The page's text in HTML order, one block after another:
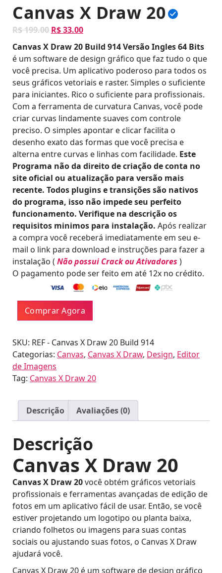
Canvas X Draw 20
R$199.00 O
p
r
e
ç
o
o
r
i
g
i
n
a
l
e
r
a
:
R
$
1
9
9
.
0
.
R$33.00O
p
r
e
ç
o
a
t
u
a
é
:
R
$
3
3
.
0
0
.
Canvas X Draw 20 Build 914 Versão Ingles 64 Bits
é um software de design gráfico que faz tudo o que
você precisa. Um aplicativo poderoso para todos os
seus gráficos vetoriais e raster. Simples o suficiente
para iniciantes. Rico o suficiente para profissionais.
Com a ferramenta de curvatura Canvas, você pode
criar curvas lindamente suaves com controle
preciso. O simples apontar e clicar facilita o
desenho exato das formas que você precisa e
alterna entre curvas e linhas com facilidade. Este
Programa não da direito de criação de conta no
site oficial ou atualização para versão mais
recente. Todos plugins e transições são nativos
do programa, isso não impede seu perfeito
funcionamento. Verifique na descrição os
requisitos minimos para instalação. Após realizar
a compra você receberá imediatamente em seu e-
mail o link para download e instruções para fazer a
instalação ( Não possui Crack ou Ativadores )
O pagamento pode ser feito em até 12x no crédito.
Canvas
20
quantidade
Comprar Agora
SKU: REF - Canvas X Draw 20 Build 914
Categorias: Canvas, Canvas X Draw, Design, Editor
de Imagens
Tag: Canvas X Draw 20
Descrição Avaliações (0)
Descrição
Canvas X Draw 20
Canvas X Draw 20você obtém gráficos vetoriais
profissionais e ferramentas avançadas de edição de
fotos em um aplicativo fácil de usar. Então, se você
estiver projetando um logotipo ou planta baixa,
criando folhetos ou imagens para suas contas
sociais ou ajustando suas fotos, o Canvas X Draw
ajudará você.
Canvas X Draw 20 é um software de design gráfico